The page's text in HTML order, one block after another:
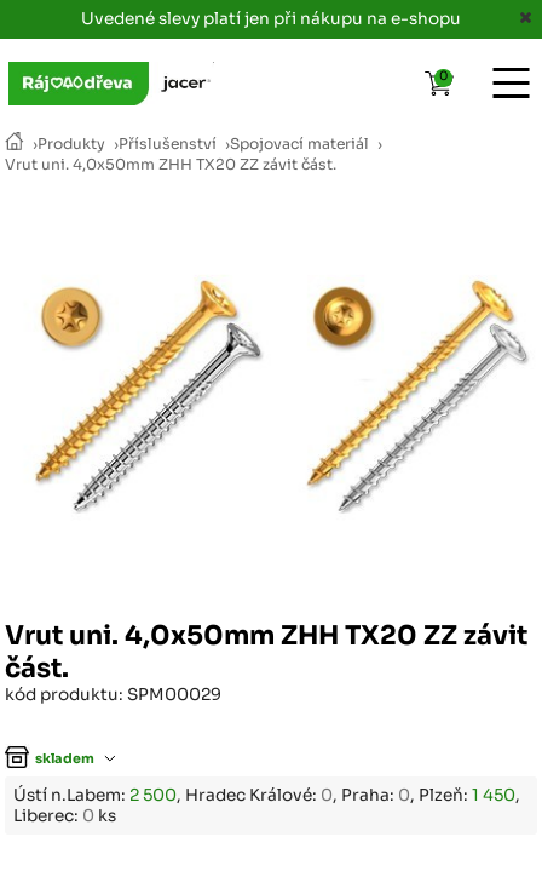
Uvedené slevy platí jen při nákupu na e-shopu
›Produkty ›Příslušenství ›Spojovací materiál ›
Vrut uni. 4,0x50mm ZHH TX20 ZZ závit část.
Vrut uni. 4,0x50mm ZHH TX20 ZZ závit
část.
kód produktu: SPM00029
skladem
Ústí n.Labem: 2 500, Hradec Králové: 0, Praha: 0, Plzeň:1 450,
Liberec: 0 ks
0